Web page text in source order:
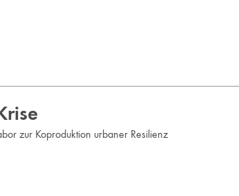
zur Koproduktion urbaner Resilienz